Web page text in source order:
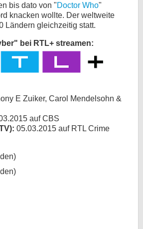
bis dato von "Doctor Who"
knacken wollte. Der weltweite
Ländern gleichzeitig statt.
bei RTL+ streamen:
E Zuiker, Carol Mendelsohn &
auf CBS
05.03.2015 auf RTL Crime
Impressum
Desktop-Ansicht
myFanbase